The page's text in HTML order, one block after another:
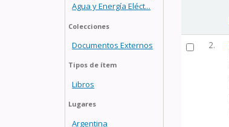
Agua y Energía Eléct...
Colecciones
Documentos Externos
Tipos de ítem
Libros
Lugares
Argentina
2.